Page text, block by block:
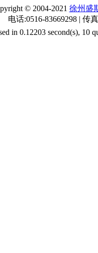
© 2004-2021 徐州盛
电话:0516-83669298 | 传
in 0.12203 second(s), 10